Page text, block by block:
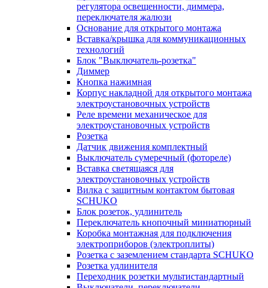
регулятора освещенности, диммера,
переключателя жалюзи
Основание для открытого монтажа
Вставка/крышка для коммуникационных
технологий
Блок "Выключатель-розетка"
Диммер
Кнопка нажимная
Корпус накладной для открытого монтажа
электроустановочных устройств
Реле времени механическое для
электроустановочных устройств
Розетка
Датчик движения комплектный
Выключатель сумеречный (фотореле)
Вставка светящаяся для
электроустановочных устройств
Вилка с защитным контактом бытовая
SCHUKO
Блок розеток, удлинитель
Переключатель кнопочный миниатюрный
Коробка монтажная для подключения
электроприборов (электроплиты)
Розетка с заземлением стандарта SCHUKO
Розетка удлинителя
Переходник розетки мультистандартный